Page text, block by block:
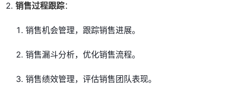
销售过程跟踪：
销售机会管理，跟踪销售进展。
销售漏斗分析，优化销售流程。
销售绩效管理，评估销售团队表现。